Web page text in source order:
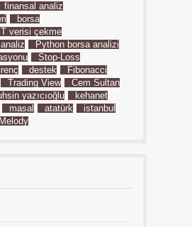
finansal analiz
borsa
verisi çekme
Python borsa analizi
Stop-Loss
destek
Fibonacci
Trading View
Cem Sultan
yazıcıoğlu
kehanet
masal atatürk
istanbul